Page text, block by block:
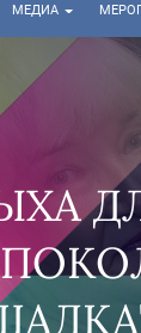
МЕДИА